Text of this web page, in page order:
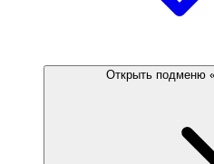
Открыть подменю